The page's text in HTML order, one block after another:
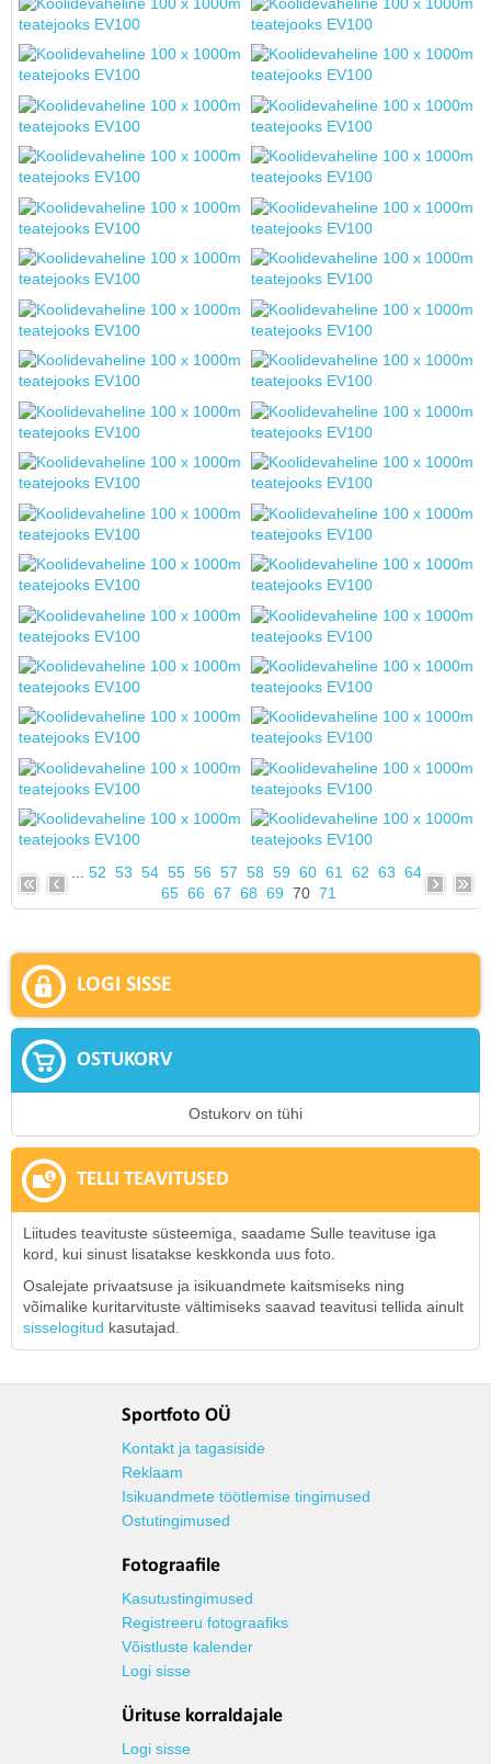
52 53 54 55 56 57 58 59 60 61 62 63 64
65 66 67 68 69 70 71
LOGI SISSE
OSTUKORV
Ostukorv on tühi
TELLI TEAVITUSED
Liitudes teavituste süsteemiga, saadame Sulle teavituse iga
kord, kui sinust lisatakse keskkonda uus foto.
Osalejate privaatsuse ja isikuandmete kaitsmiseks ning
võimalike kuritarvituste vältimiseks saavad teavitusi tellida ainult
sisselogitud kasutajad.
Sportfoto OÜ
Kontakt ja tagasiside
Reklaam
Isikuandmete töötlemise tingimused
Ostutingimused
Fotograafile
Kasutustingimused
Registreeru fotograafiks
Võistluste kalender
Logi sisse
Ürituse korraldajale
Logi sisse